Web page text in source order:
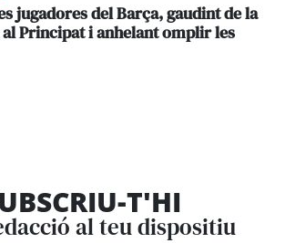
jugadores del Barça, gaudint de la
Principat i anhelant omplir les
T'HI
al teu dispositiu